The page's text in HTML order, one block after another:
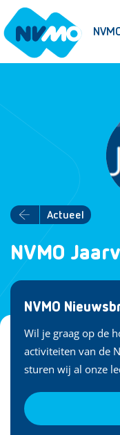
Actueel
NVMO
NVMO
Wil je graag op de
activiteiten van de
sturen wij al onze